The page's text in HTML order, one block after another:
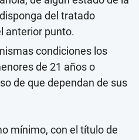
del tratado
anterior punto.
condiciones los
de 21 años o
de que dependan de sus
mínimo, con el título de